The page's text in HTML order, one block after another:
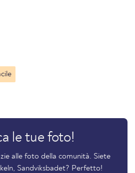
le tue foto!
alle foto della comunità. Siete
Sandviksbadet? Perfetto!